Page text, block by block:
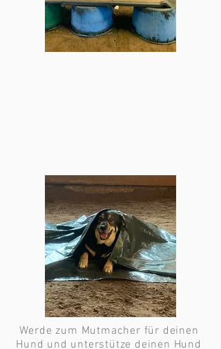
Werde zum Mutmacher für deinen
Hund und unterstütze deinen Hund